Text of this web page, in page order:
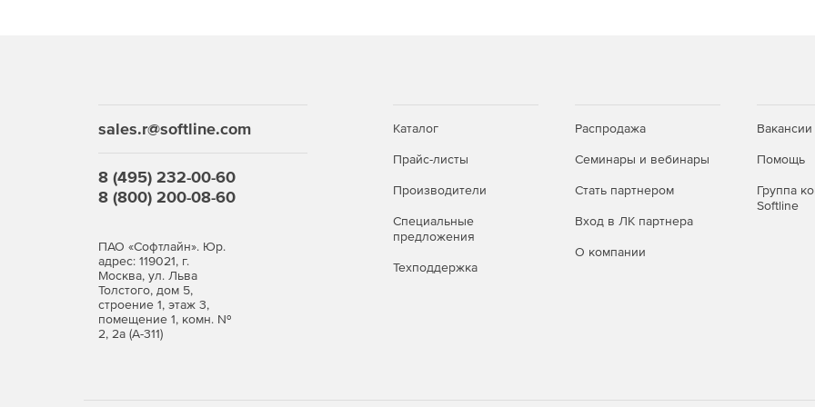
Anti-Executable позволяет создавать подпапки в локальных папках.
Разрешение на создание подпапок в сетевых путях.
Функция скрытой инсталляции для быстрого развертывания программ и приложений в сети.
Надежная защита с помощью паролей.
Возможность включать и выключать Anti-Executable без завершения иных процессов.
sales.r@softline.com
8 (495) 232-00-60
8 (800) 200-08-60
ПАО «Софтлайн». Юр.
адрес: 119021, г.
Москва, ул. Льва
Толстого, дом 5,
строение 1, этаж 3,
помещение 1, комн. №
2, 2а (А-311)
Каталог
Прайс-листы
Производители
Специальные
предложения
Техподдержка
Распродажа
Семинары и вебинары
Стать партнером
Вход в ЛК партнера
О компании
Вакансии
Помощь
Группа
Softline